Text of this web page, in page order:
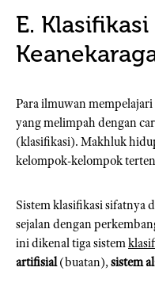
E. Klasifikasi
Para ilmuwan
yang melimpah dengan
(klasifikasi). Makhluk
kelompok-kelompok
Sistem klasifikasi sifatnya
sejalan dengan
ini dikenal tiga sistem
artifisial(buatan),sistem